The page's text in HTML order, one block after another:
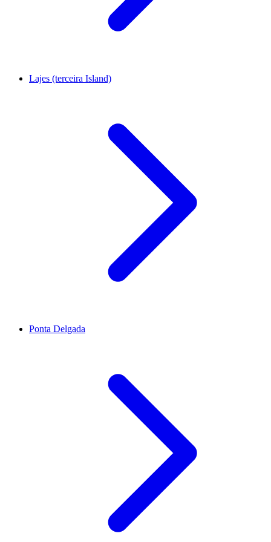
Lajes (terceira Island)
Ponta Delgada